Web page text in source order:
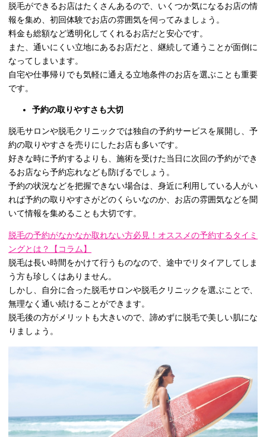
脱毛ができるお店はたくさんあるので、いくつか気になるお店の情
報を集め、初回体験でお店の雰囲気を伺ってみましょう。
料金も総額など透明化してくれるお店だと安心です。
また、通いにくい立地にあるお店だと、継続して通うことが面倒に
なってしまいます。
自宅や仕事帰りでも気軽に通える立地条件のお店を選ぶことも重要
です。
予約の取りやすさも大切
脱毛サロンや脱毛クリニックでは独自の予約サービスを展開し、予
約の取りやすさを売りにしたお店も多いです。
好きな時に予約するよりも、施術を受けた当日に次回の予約ができ
るお店なら予約忘れなども防げるでしょう。
予約の状況などを把握できない場合は、身近に利用している人がい
れば予約の取りやすさがどのくらいなのか、お店の雰囲気などを聞
いて情報を集めることも大切です。
脱毛の予約がなかなか取れない方必見！オススメの予約するタイミ
ングとは？【コラム】
脱毛は長い時間をかけて行うものなので、途中でリタイアしてしま
う方も珍しくはありません。
しかし、自分に合った脱毛サロンや脱毛クリニックを選ぶことで、
無理なく通い続けることができます。
脱毛後の方がメリットも大きいので、諦めずに脱毛で美しい肌にな
りましょう。